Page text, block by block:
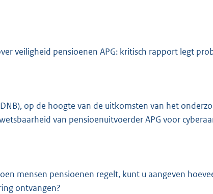
e
K
b
veiligheid pensioenen APG: kritisch rapport legt
op de hoogte van de uitkomsten van het
van pensioenuitvoerder APG voor
mensen pensioenen regelt, kunt u aangeven
ontvangen?